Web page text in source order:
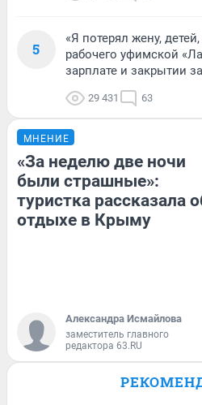
5
«Я потерял жену,
рабочего уфимской
зарплате и закрытии
29 431 63
МНЕНИЕ
«За неделю две ночи
были страшные»:
туристка рассказала
отдыхе в Крыму
Александра Исмайлова
заместитель главного
редактора 63.RU